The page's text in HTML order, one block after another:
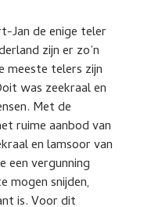
Jan de enige teler
zijn er zo’n
meeste telers zijn
was zeekraal en
Met de
ruime aanbod van
en lamsoor van
een vergunning
mogen snijden,
is. Voor dit